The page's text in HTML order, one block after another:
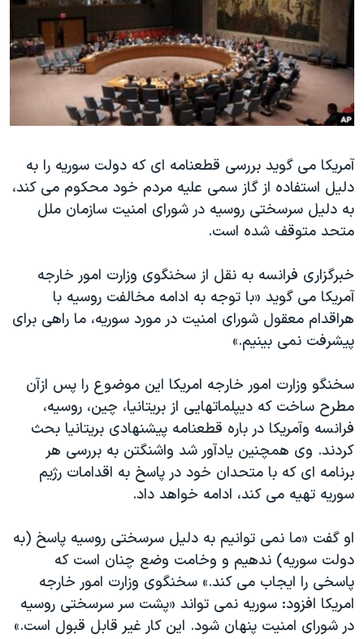
فرهنگ و زندگی
حقوق شهروندی
اقتصادی
علم و فناوری
گالری عکس
آرشیو پخش زنده
مستندها
انتخابات ریاست جمهوری آمریکا ۲۰۲۴
حمله جمهوری اسلامی به اسرائیل
رمز مهسا
اعتراضات زن، زندگی، آزادی
مجموعه مستندهای دادخواهی
تریبونال مردمی آبان ۹۸
چهل سال گروگان‌گیری
قانون شفافیت دارائی کادر رهبری ایران
اعتراضات مردمی آبان ۹۸
نرگس محمدی برنده جایزه نوبل صلح
همایش محافظه‌کاران آمریکا «سی‌پک»
صفحه‌های ویژه
سفر پرزیدنت ترامپ به چین
دنبال کنید
زبانهای مختلف
آمریکا می گوید بررسی قطعنامه ای که دولت سوریه را به
دلیل استفاده از گاز سمی علیه مردم خود محکوم می کند،
به دلیل سرسختی روسیه در شورای امنیت سازمان ملل
متحد متوقف شده است.
خبرگزاری فرانسه به نقل از سخنگوی وزارت امور خارجه
آمریکا می گوید «با توجه به ادامه مخالفت روسیه با
هراقدام معقول شورای امنیت در مورد سوریه، ما راهی برای
پیشرفت نمی بینیم.»
سخنگو وزارت امور خارجه امریکا این موضوع را پس ازآن
مطرح ساخت که دیپلماتهایی از بریتانیا، چین، روسیه،
فرانسه وآمریکا در باره قطعنامه پیشنهادی بریتانیا بحث
کردند. وی همچنین یادآور شد واشنگتن به بررسی هر
برنامه ای که با متحدان خود در پاسخ به اقدامات رژیم
سوریه تهیه می کند، ادامه خواهد داد.
او گفت «ما نمی توانیم به دلیل سرسختی روسیه پاسخ (به
دولت سوریه) ندهیم و وخامت وضع چنان است که
پاسخی را ایجاب می کند.» سخنگوی وزارت امور خارجه
امریکا افزود: سوریه نمی تواند «پشت سر سرسختی روسیه
در شورای امنیت پنهان شود. این کار غیر قابل قبول است.»